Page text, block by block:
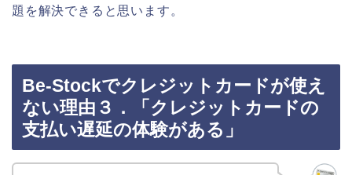
題を解決できると思います。
Be-Stockでクレジットカードが使え
ない理由３．「クレジットカードの
支払い遅延の体験がある」